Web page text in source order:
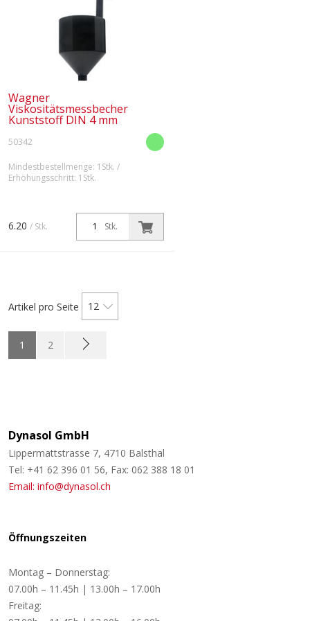
Wagner
Viskositätsmessbecher
Kunststoff DIN 4 mm
50342
Mindestbestellmenge: 1Stk. /
Erhöhungsschritt: 1Stk.
Stk.
6.20 / Stk.
Artikel pro Seite 12
1 2
Dynasol GmbH
Lippermattstrasse 7, 4710 Balsthal
Tel: +41 62 396 01 56, Fax: 062 388 18 01
Email: info@dynasol.ch
Öffnungszeiten
Montag – Donnerstag:
07.00h – 11.45h | 13.00h – 17.00h
Freitag: